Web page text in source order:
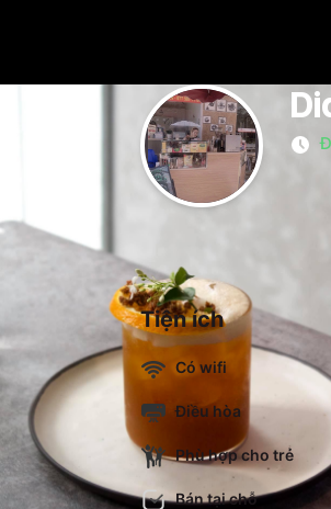
Tiện ích
Có wifi
Điều hòa
Phù hợp cho trẻ
Bán tại chỗ